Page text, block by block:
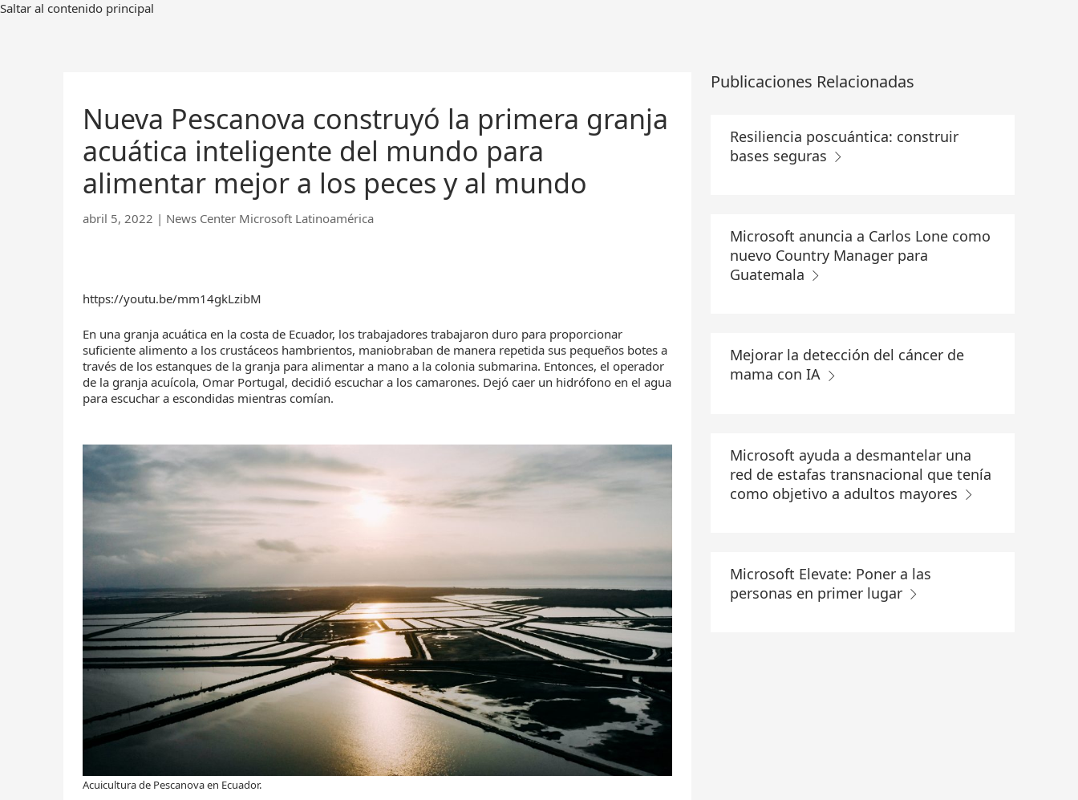
Ir
Saltar al contenido principal
Nueva Pescanova construyó la primera granja
acuática inteligente del mundo para
alimentar mejor a los peces y al mundo
abril 5, 2022 | News Center Microsoft Latinoamérica
https://youtu.be/mm14gkLzibM
En una granja acuática en la costa de Ecuador, los trabajadores trabajaron duro para proporcionar
suficiente alimento a los crustáceos hambrientos, maniobraban de manera repetida sus pequeños botes a
través de los estanques de la granja para alimentar a mano a la colonia submarina. Entonces, el operador
de la granja acuícola, Omar Portugal, decidió escuchar a los camarones. Dejó caer un hidrófono en el agua
para escuchar a escondidas mientras comían.
Acuicultura de Pescanova en Ecuador.
Publicaciones Relacionadas
Resiliencia poscuántica: construir
bases seguras
Microsoft anuncia a Carlos Lone como
nuevo Country Manager para
Guatemala
Mejorar la detección del cáncer de
mama con IA
Microsoft ayuda a desmantelar una
red de estafas transnacional que tenía
como objetivo a adultos mayores
Microsoft Elevate: Poner a las
personas en primer lugar